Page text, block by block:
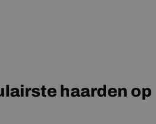
haarden op